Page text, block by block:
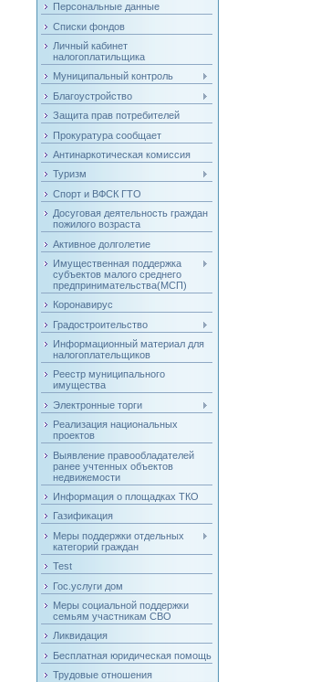
Персональные данные
Списки фондов
Личный кабинет
налогоплатильщика
Муниципальный контроль
Благоустройство
Защита прав потребителей
Прокуратура сообщает
Антинаркотическая комиссия
Туризм
Спорт и ВФСК ГТО
Досуговая деятельность граждан
пожилого возраста
Активное долголетие
Имущественная поддержка
субъектов малого среднего
предпринимательства(МСП)
Коронавирус
Градостроительство
Информационный материал для
налогоплательщиков
Реестр муниципального
имущества
Электронные торги
Реализация национальных
проектов
Выявление правообладателей
ранее учтенных объектов
недвижемости
Информация о площадках ТКО
Газификация
Меры поддержки отдельных
категорий граждан
Test
Гос.услуги дом
Меры социальной поддержки
семьям участникам СВО
Ликвидация
Бесплатная юридическая помощь
Трудовые отношения